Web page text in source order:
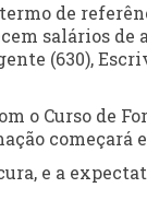
de
salários de
(630),
o Curso de
começará
e a